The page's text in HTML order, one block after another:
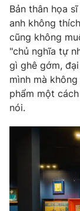
Bản thân họa
anh không
cũng không
"chủ nghĩa tự
gì ghê gớm,
mình mà
phẩm một
nói.